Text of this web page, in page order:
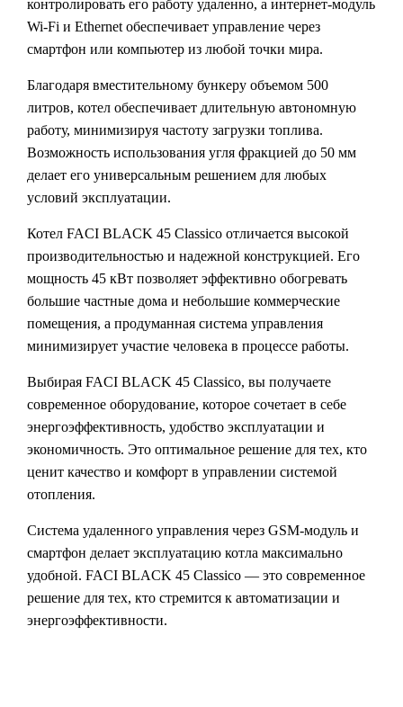
контролировать его работу удаленно, а интернет-модуль
Wi-Fi и Ethernet обеспечивает управление через
смартфон или компьютер из любой точки мира.
Благодаря вместительному бункеру объемом 500
литров, котел обеспечивает длительную автономную
работу, минимизируя частоту загрузки топлива.
Возможность использования угля фракцией до 50 мм
делает его универсальным решением для любых
условий эксплуатации.
Котел FACI BLACK 45 Classico отличается высокой
производительностью и надежной конструкцией. Его
мощность 45 кВт позволяет эффективно обогревать
большие частные дома и небольшие коммерческие
помещения, а продуманная система управления
минимизирует участие человека в процессе работы.
Выбирая FACI BLACK 45 Classico, вы получаете
современное оборудование, которое сочетает в себе
энергоэффективность, удобство эксплуатации и
экономичность. Это оптимальное решение для тех, кто
ценит качество и комфорт в управлении системой
отопления.
Система удаленного управления через GSM-модуль и
смартфон делает эксплуатацию котла максимально
удобной. FACI BLACK 45 Classico — это современное
решение для тех, кто стремится к автоматизации и
энергоэффективности.